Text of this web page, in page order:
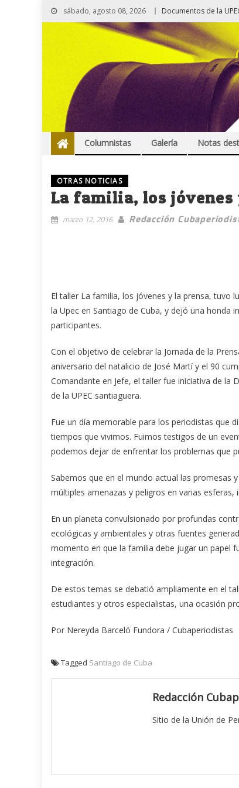
sábado, agosto 08, 2026 Documentos de la
Columnistas Galería Notas
OTRAS NOTICIAS
La familia, los jóvenes
marzo 12, 2016 Redacción
El taller La familia, los jóvenes y la prensa, tuvo
la Upec en Santiago de Cuba, y dejó una honda
participantes.
Con el objetivo de celebrar la Jornada de la
aniversario del natalicio de José Martí y el 90
Comandante en Jefe, el taller fue iniciativa de la
de la UPEC santiaguera.
Fue un día memorable para los periodistas que
tiempos que vivimos. Fuimos testigos de un
podemos dejar de enfrentar los problemas que
Sabemos que en el mundo actual las promesas
múltiples amenazas y peligros en varias
En un planeta convulsionado por profundas
ecológicas y ambientales y otras fuentes
momento en que la familia debe jugar un papel
integración.
De estos temas se debatió ampliamente en el
estudiantes y otros especialistas, una ocasión
Por Nereyda Barceló Fundora / Cubaperiodistas
Tagged Santiago de Cuba
Redacción
Sitio de la Unión de